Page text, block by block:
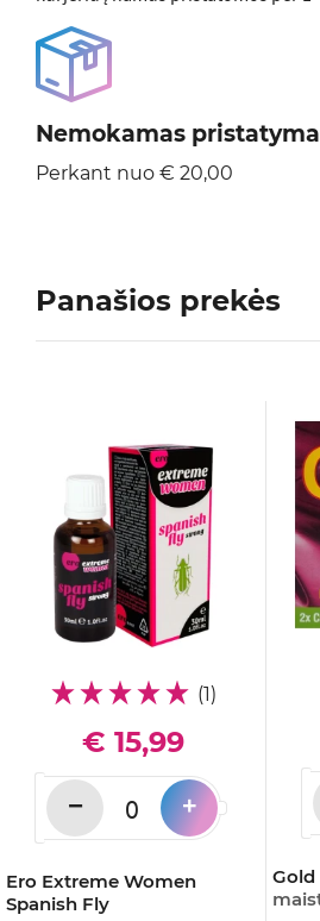
Nemokamas
Perkant nuo € 20,00
Panašios prekės
(1)
Ero Extreme Women
Spanish Fly
€ 15,99
− +
Gold